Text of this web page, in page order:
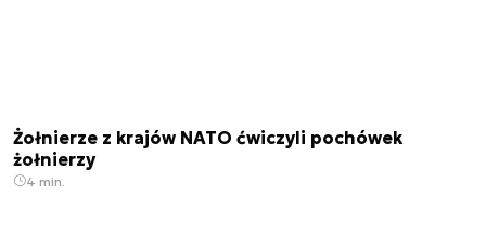
Żołnierze z krajów NATO ćwiczyli pochówek
żołnierzy
4 min.